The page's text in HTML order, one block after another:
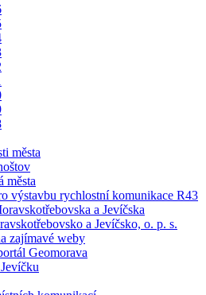
města
města
výstavbu rychlostní komunikace R43
a Jevíčska
a Jevíčsko, o. p. s.
zajímavé weby
Geomorava